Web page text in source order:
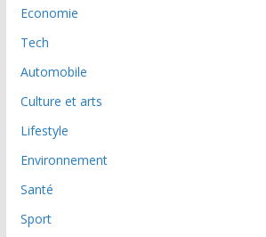
Economie
Tech
Automobile
Culture et arts
Lifestyle
Environnement
Santé
Sport